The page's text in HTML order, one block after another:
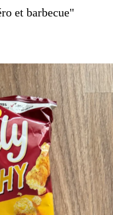
et barbecue"